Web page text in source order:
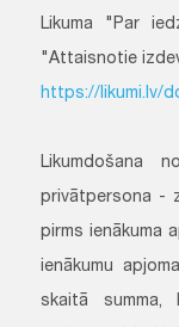
Likuma "Par
"Attaisnotie
https://likumi.lv/
Likumdošana
privātpersona -
pirms ienākuma
ienākumu
skaitā summa,